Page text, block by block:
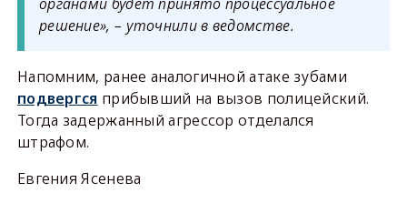
решение», – уточнили в ведомстве.
Напомним, ранее аналогичной атаке зубами
подвергся прибывший на вызов полицейский.
Тогда задержанный агрессор отделался
штрафом.
Евгения Ясенева